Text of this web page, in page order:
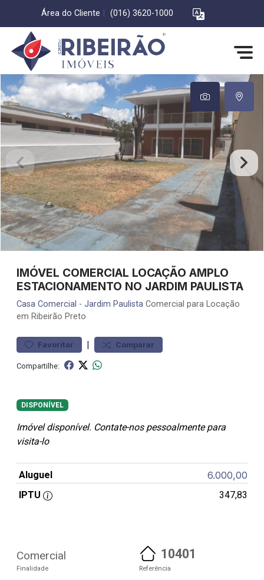
Área do Cliente (016) 3620-1000
IMÓVEL COMERCIAL LOCAÇÃO AMPLO
ESTACIONAMENTO NO JARDIM PAULISTA
Casa Comercial - Jardim Paulista Comercial para Locação
em Ribeirão Preto
Favoritar | Comparar
Compartilhe:
DISPONÍVEL
Imóvel disponível. Contate-nos pessoalmente para
visita-lo
Aluguel 6.000,00
IPTU 347,83
Comercial
Finalidade
10401
Referência